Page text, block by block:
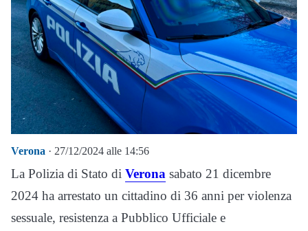
Verona · 27/12/2024 alle 14:56
La Polizia di Stato di Verona sabato 21 dicembre
2024 ha arrestato un cittadino di 36 anni per violenza
sessuale, resistenza a Pubblico Ufficiale e